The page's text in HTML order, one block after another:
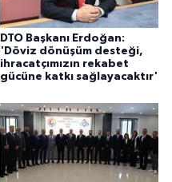
DTO Başkanı Erdoğan:
'Döviz dönüşüm desteği,
ihracatçımızın rekabet
gücüne katkı sağlayacaktır'